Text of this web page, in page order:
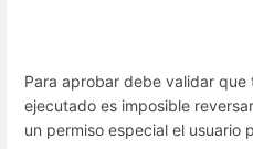
Para aprobar debe validar
ejecutado es imposible
un permiso especial el usuario